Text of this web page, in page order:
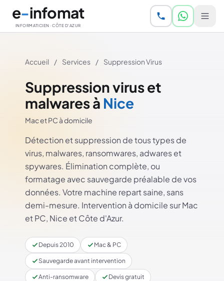
Aller au contenu principal
e-infomat
INFORMATICIEN · CÔTE D'AZUR
Accueil / Services / Suppression Virus
Suppression virus et
malwares à Nice
Mac et PC à domicile
Détection et suppression de tous types de
virus, malwares, ransomwares, adwares et
spywares. Élimination complète, ou
formatage avec sauvegarde préalable de vos
données. Votre machine repart saine, sans
demi-mesure. Intervention à domicile sur Mac
et PC, Nice et Côte d'Azur.
Depuis 2010 Mac & PC
Sauvegarde avant intervention
Anti-ransomware Devis gratuit